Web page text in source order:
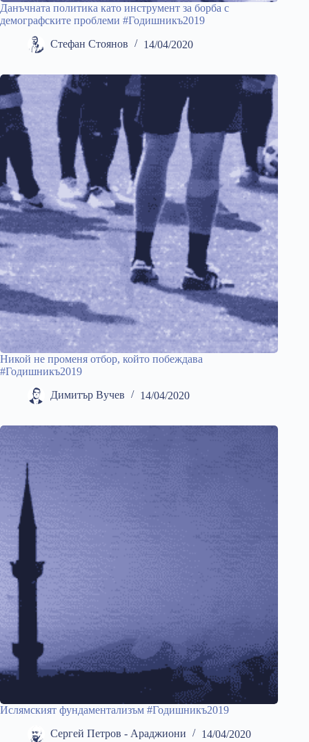
Данъчната политика като инструмент за борба с
демографските проблеми #Годишникъ2019
Стефан Стоянов 14/04/2020
Никой не променя отбор, който побеждава
#Годишникъ2019
Димитър Вучев 14/04/2020
Ислямският фундаментализъм #Годишникъ2019
Сергей Петров - Араджиони 14/04/2020